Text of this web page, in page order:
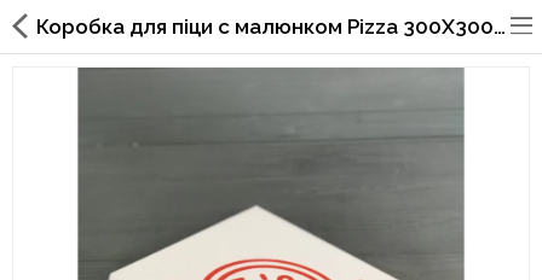
Коробка для піци c малюнком Pizza 300Х300Х30 мм (Червона печатка)
Склянки, кришки, тримачі,